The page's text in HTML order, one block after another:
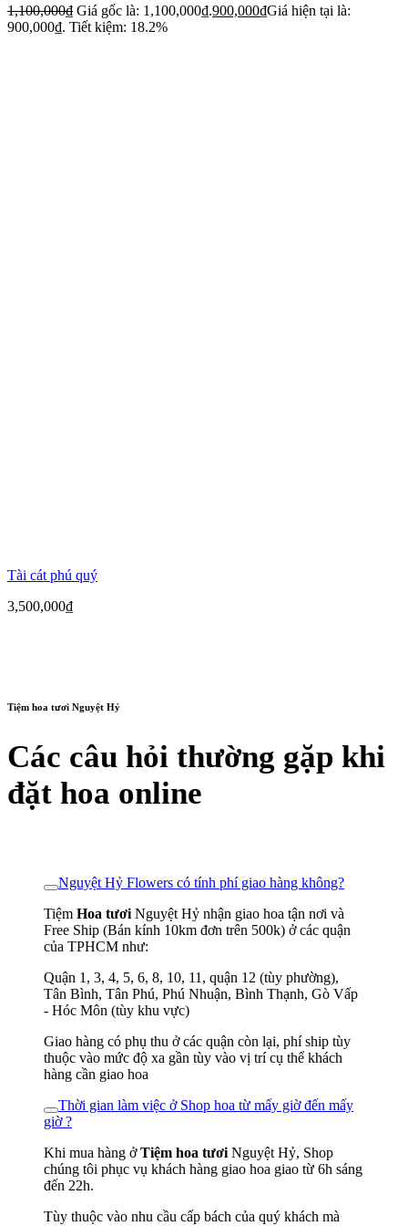
1,100,000₫ Giá gốc là: 1,100,000₫.900,000₫Giá hiện tại là:
900,000₫. Tiết kiệm: 18.2%
Tài cát phú quý
3,500,000₫
Tiệm hoa tươi Nguyệt Hỷ
Các câu hỏi thường gặp khi
đặt hoa online
Nguyệt Hỷ Flowers có tính phí giao hàng không?
Tiệm Hoa tươi Nguyệt Hỷ nhận giao hoa tận nơi và
Free Ship (Bán kính 10km đơn trên 500k) ở các quận
của TPHCM như:
Quận 1, 3, 4, 5, 6, 8, 10, 11, quận 12 (tùy phường),
Tân Bình, Tân Phú, Phú Nhuận, Bình Thạnh, Gò Vấp
- Hóc Môn (tùy khu vực)
Giao hàng có phụ thu ở các quận còn lại, phí ship tùy
thuộc vào mức độ xa gần tùy vào vị trí cụ thể khách
hàng cần giao hoa
Thời gian làm việc ở Shop hoa từ mấy giờ đến mấy
giờ ?
Khi mua hàng ởTiệm hoa tươi Nguyệt Hỷ, Shop
chúng tôi phục vụ khách hàng giao hoa giao từ 6h sáng
đến 22h.
Tùy thuộc vào nhu cầu cấp bách của quý khách mà